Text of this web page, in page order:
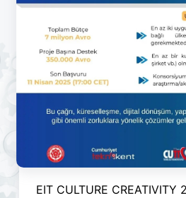
EIT CULTURE CREATIVITY